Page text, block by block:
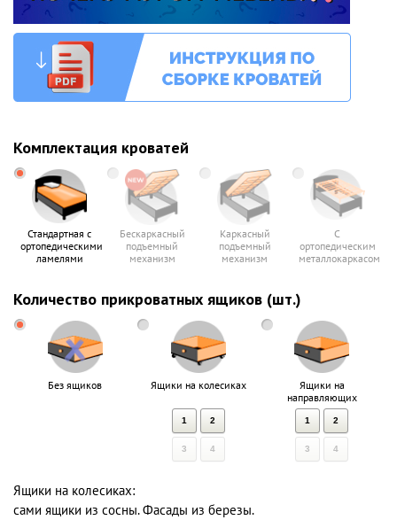
Комплектация кроватей
Стандартная с
ортопедическими
ламелями
Бескаркасный
подъемный
механизм
Каркасный
подъемный
механизм
С
ортопедическим
металлокаркасом
Количество прикроватных ящиков (шт.)
Без ящиков Ящики на колесиках
1 2
3 4
Ящики на
направляющих
1 2
3 4
Ящики на колесиках:
сами ящики из сосны. Фасады из березы.